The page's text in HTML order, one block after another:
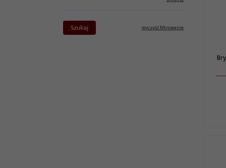
Szukaj wyczyść filtrowanie